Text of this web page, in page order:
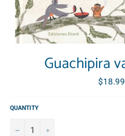
Guachipira
Regular
price
$18.99
QUANTITY
− +